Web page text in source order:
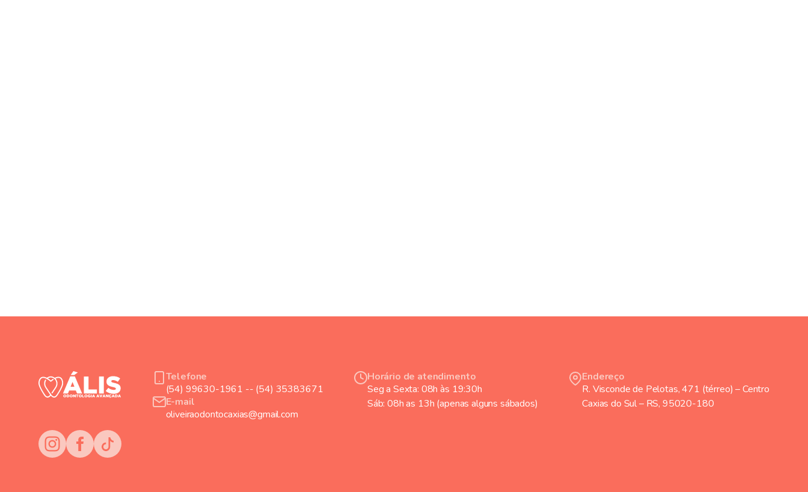
Telefone
(54) 99630-1961 -- (54) 35383671
E-mail
oliveiraodontocaxias@gmail.com
Horário de atendimento
Seg a Sexta: 08h às 19:30h
Sáb: 08h as 13h (apenas alguns sábados)
Endereço
R. Visconde de Pelotas, 471 (térreo) – Centro
Caxias do Sul – RS, 95020-180